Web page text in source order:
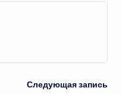
Следующая запись